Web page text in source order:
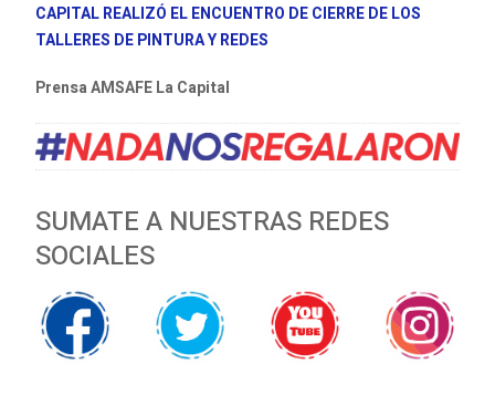
CAPITAL REALIZÓ EL ENCUENTRO DE CIERRE DE LOS
TALLERES DE PINTURA Y REDES
Prensa AMSAFE La Capital
SUMATE A NUESTRAS REDES
SOCIALES